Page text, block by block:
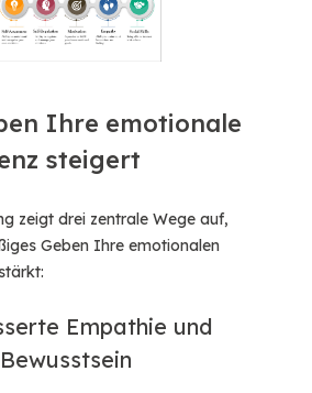
Ihre emotionale
steigert
zeigt drei zentrale Wege auf,
Geben Ihre emotionalen
Empathie und